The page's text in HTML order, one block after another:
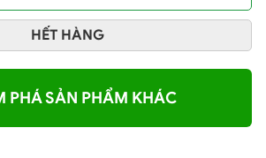
HẾT HÀNG
PHÁ SẢN PHẨM KHÁC